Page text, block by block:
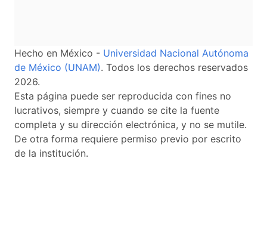
Hecho en México - Universidad Nacional Autónoma
de México (UNAM). Todos los derechos reservados
2026.
Esta página puede ser reproducida con fines no
lucrativos, siempre y cuando se cite la fuente
completa y su dirección electrónica, y no se mutile.
De otra forma requiere permiso previo por escrito
de la institución.